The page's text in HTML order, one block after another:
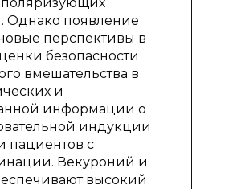
Однако появление
перспективы в
безопасности
вмешательства в
и
информации о
индукции
пациентов с
Векуроний и
высокий